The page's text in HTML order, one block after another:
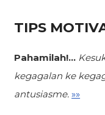
TIPS
Pahamilah!...
kegagalan ke
antusiasme. »»